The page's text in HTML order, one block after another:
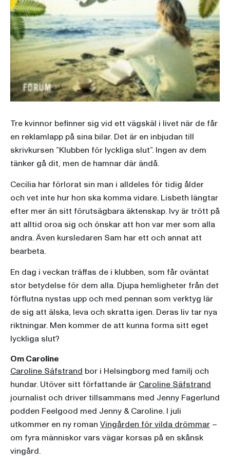
Tre kvinnor befinner sig vid ett vägskäl i livet när de får
en reklamlapp på sina bilar. Det är en inbjudan till
skrivkursen ”Klubben för lyckliga slut”. Ingen av dem
tänker gå dit, men de hamnar där ändå.
Cecilia har förlorat sin man i alldeles för tidig ålder
och vet inte hur hon ska komma vidare. Lisbeth längtar
efter mer än sitt förutsägbara äktenskap. Ivy är trött på
att alltid oroa sig och önskar att hon var mer som alla
andra. Även kursledaren Sam har ett och annat att
bearbeta.
En dag i veckan träffas de i klubben, som får oväntat
stor betydelse för dem alla. Djupa hemligheter från det
förflutna nystas upp och med pennan som verktyg lär
de sig att älska, leva och skratta igen. Deras liv tar nya
riktningar. Men kommer de att kunna forma sitt eget
lyckliga slut?
Om Caroline
Caroline Säfstrand bor i Helsingborg med familj och
hundar. Utöver sitt författande ärCaroline Säfstrand
journalist och driver tillsammans med Jenny Fagerlund
podden Feelgood med Jenny & Caroline. I juli
utkommer en ny roman Vingården för vilda drömmar –
om fyra människor vars vägar korsas på en skånsk
vingård.